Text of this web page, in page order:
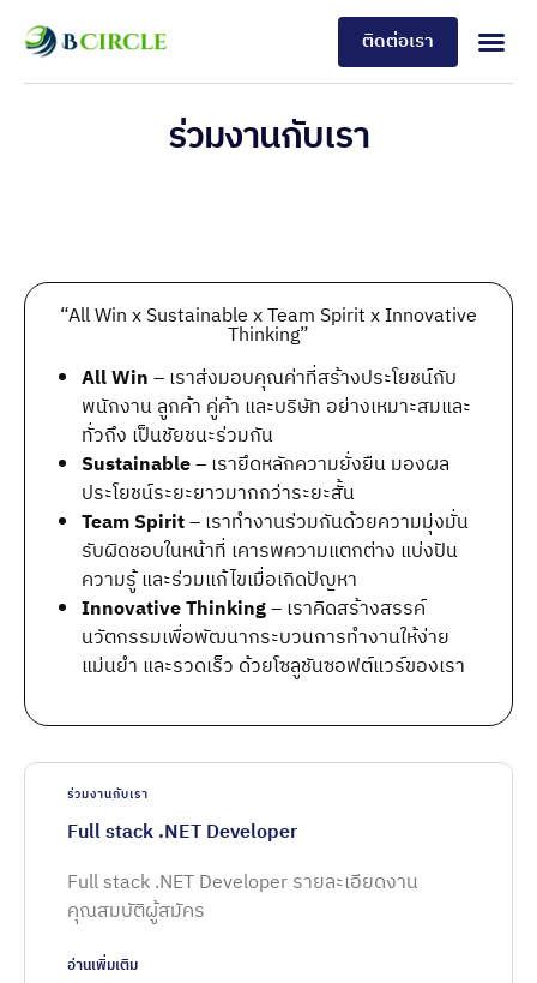
ติดต่อเรา
ร่วมงานกับเรา
“All Win x Sustainable x Team Spirit x Innovative
Thinking”​
All Win– เราส่งมอบคุณค่าที่สร้างประโยชน์กับ
พนักงาน ลูกค้า คู่ค้า และบริษัท อย่างเหมาะสมและ
ทั่วถึง เป็นชัยชนะร่วมกัน
Sustainable– เรายึดหลักความยั่งยืน มองผล
ประโยชน์ระยะยาวมากกว่าระยะสั้น
Team Spirit– เราทำงานร่วมกันด้วยความมุ่งมั่น
รับผิดชอบในหน้าที่ เคารพความแตกต่าง แบ่งปัน
ความรู้ และร่วมแก้ไขเมื่อเกิดปัญหา
Innovative Thinking– เราคิดสร้างสรรค์
นวัตกรรมเพื่อพัฒนากระบวนการทำงานให้ง่าย
แม่นยำ และรวดเร็ว ด้วยโซลูชันซอฟต์แวร์ของเรา
ร่วมงานกับเรา
Full stack .NET Developer
Full stack .NET Developer รายละเอียดงาน
คุณสมบัติผู้สมัคร
อ่านเพิ่มเติม